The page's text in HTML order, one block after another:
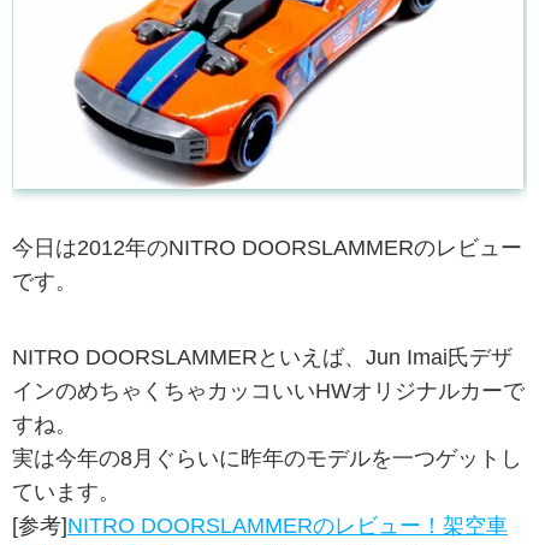
今日は2012年のNITRO DOORSLAMMERのレビュー
です。
NITRO DOORSLAMMERといえば、Jun Imai氏デザ
インのめちゃくちゃカッコいいHWオリジナルカーで
すね。
実は今年の8月ぐらいに昨年のモデルを一つゲットし
ています。
[参考]NITRO DOORSLAMMERのレビュー！架空車